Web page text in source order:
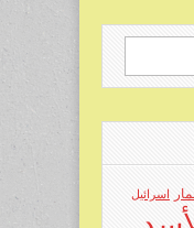
اسرائيل